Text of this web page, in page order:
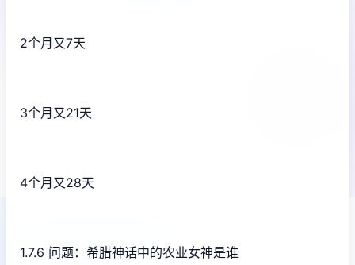
2个月又7天
3个月又21天
4个月又28天
1.7.6 问题：希腊神话中的农业女神是谁